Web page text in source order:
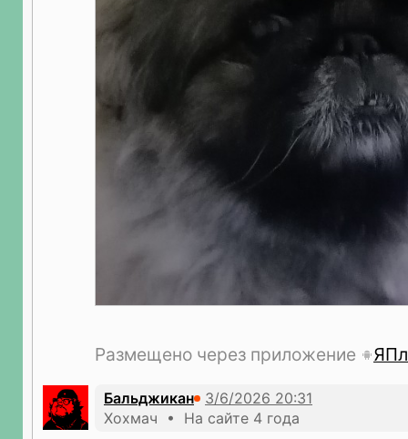
Размещено через приложение
Бальджикан
Хохмач • На сайте 4 года